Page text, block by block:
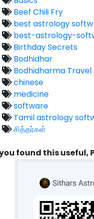
Beef Chili Fry
best astrology softw
best-astrology-
Birthday Secrets
Bodhidhar
Bodhidharma Travel
chinese
medicine
software
Tamil astrology
சித்தர்கள்
found this useful,